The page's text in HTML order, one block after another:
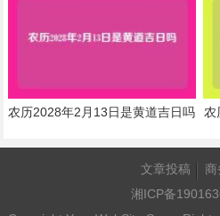
农历2028年2月13日是黄道吉日吗 农
文章投稿
商
湘ICP备